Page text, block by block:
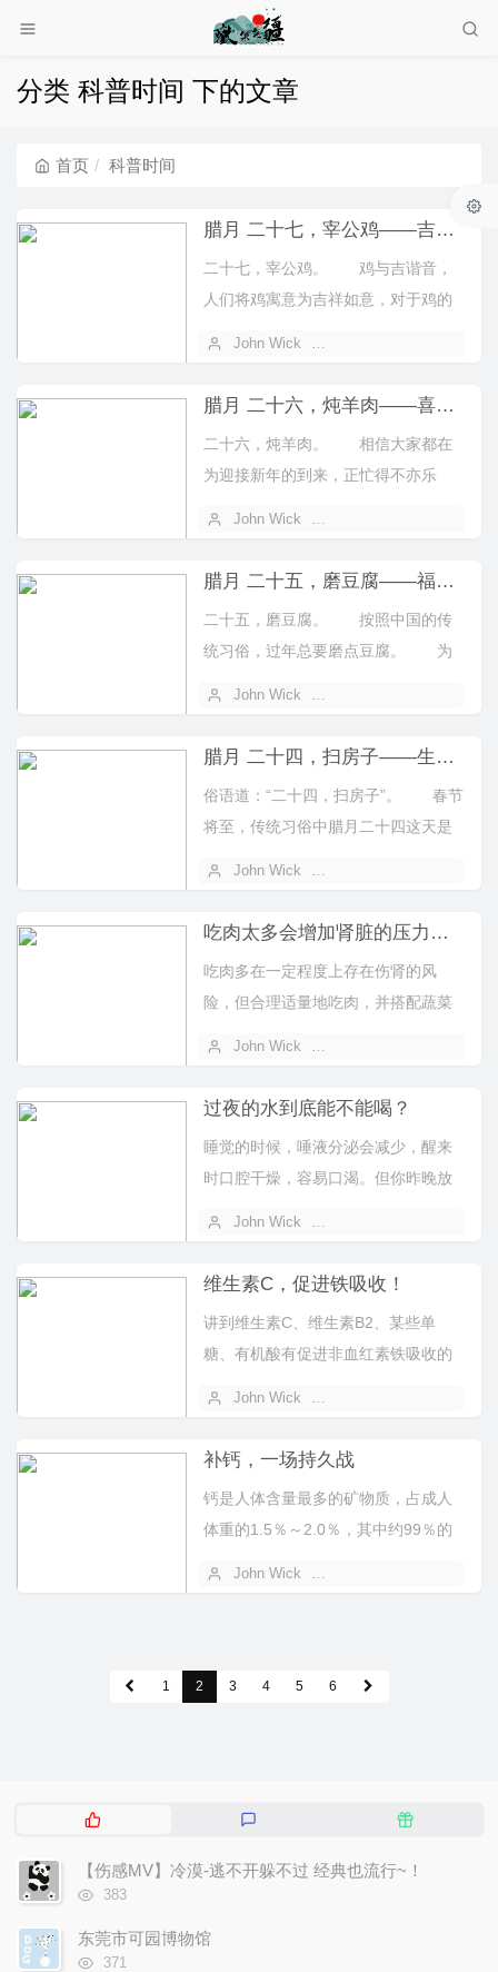
分类 科普时间 下的文章
首页 科普时间
腊月 二十七，宰公鸡——吉祥如意！
二十七，宰公鸡。 鸡与吉谐音，
人们将鸡寓意为吉祥如意，对于鸡的
John Wick
腊月 二十六，炖羊肉——喜气洋洋！
二十六，炖羊肉。 相信大家都在
为迎接新年的到来，正忙得不亦乐
John Wick
腊月 二十五，磨豆腐——福气临门！
二十五，磨豆腐。 按照中国的传
统习俗，过年总要磨点豆腐。 为
John Wick
腊月 二十四，扫房子——生活新鲜每一天！
俗语道：“二十四，扫房子”。 春节
将至，传统习俗中腊月二十四这天是
John Wick
吃肉太多会增加肾脏的压力，是真的吗？
吃肉多在一定程度上存在伤肾的风
险，但合理适量地吃肉，并搭配蔬菜
John Wick
过夜的水到底能不能喝？
睡觉的时候，唾液分泌会减少，醒来
时口腔干燥，容易口渴。但你昨晚放
John Wick
维生素C，促进铁吸收！
讲到维生素C、维生素B2、某些单
糖、有机酸有促进非血红素铁吸收的
John Wick
补钙，一场持久战
钙是人体含量最多的矿物质，占成人
体重的1.5％～2.0％，其中约99％的
John Wick
1 2 3 4 5 6
热
文
章
评
随
文
【伤感MV】冷漠-逃不开躲不过 经典也流行~！
浏
次
数:
383
东莞市可园博物馆
浏
371